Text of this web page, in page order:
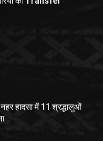
हादसा में 11 श्रद्धालुओं